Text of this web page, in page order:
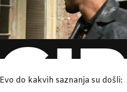
Evo do kakvih saznanja su došli: